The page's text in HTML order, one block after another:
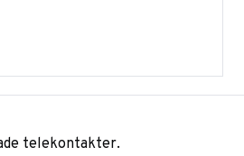
telekontakter.